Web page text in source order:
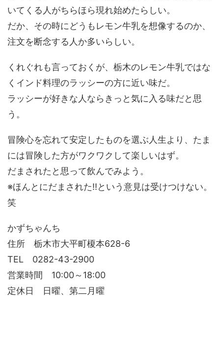
いてくる人がちらほら現れ始めたらしい。
だか、その時にどうもレモン牛乳を想像するのか、
注文を断念する人か多いらしい。
くれぐれも言っておくが、栃木のレモン牛乳ではな
くインド料理のラッシーの方に近い味だ。
ラッシーが好きな人ならきっと気に入る味だと思
う。
冒険心を忘れて安定したものを選ぶ人生より、たま
には冒険した方がワクワクして楽しいはず。
だまされたと思って飲んでみよう。
※ほんとにだまされた!!という意見は受けつけない。
笑
かずちゃんち
住所 栃木市大平町榎本628-6
TEL 0282-43-2900
営業時間 10:00～18:00
定休日 日曜、第二月曜